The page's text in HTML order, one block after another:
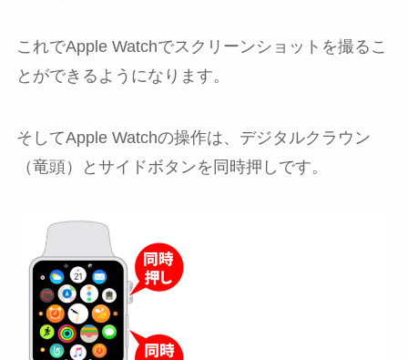
これでApple Watchでスクリーンショットを撮るこ
とができるようになります。
そしてApple Watchの操作は、 デジタルクラウン
（竜頭）
と サイドボタンを同時押しです。